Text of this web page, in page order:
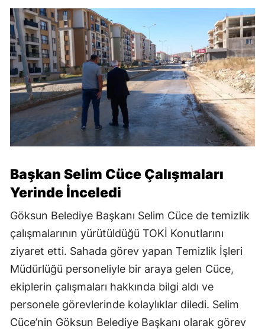
Başkan Selim Cüce Çalışmaları
Yerinde İnceledi
Göksun Belediye Başkanı Selim Cüce de temizlik
çalışmalarının yürütüldüğü TOKİ Konutlarını
ziyaret etti. Sahada görev yapan Temizlik İşleri
Müdürlüğü personeliyle bir araya gelen Cüce,
ekiplerin çalışmaları hakkında bilgi aldı ve
personele görevlerinde kolaylıklar diledi. Selim
Cüce’nin Göksun Belediye Başkanı olarak görev